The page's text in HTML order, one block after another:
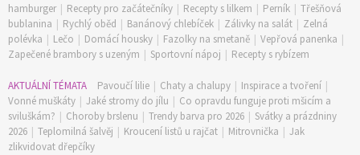
hamburger | Recepty pro začátečníky | Recepty s lilkem | Perník | Třešňová
bublanina | Rychlý oběd | Banánový chlebíček | Zálivky na salát | Zelná
polévka | Lečo | Domácí housky | Fazolky na smetaně | Vepřová panenka |
Zapečené brambory s uzeným | Sportovní nápoj | Recepty s rybízem
AKTUÁLNÍ TÉMATA Pavoučí lilie | Chaty a chalupy | Inspirace a tvoření |
Vonné muškáty | Jaké stromy do jílu | Co opravdu funguje proti mšicím a
sviluškám? | Choroby brslenu | Trendy barva pro 2026 | Svátky a prázdniny
2026 | Teplomilná šalvěj | Kroucení listů u rajčat | Mitrovnička | Jak
zlikvidovat dřepčíky